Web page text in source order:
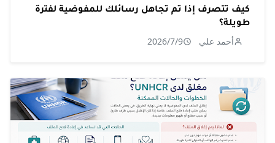
كيف تتصرف إذا تم تجاهل رسائلك للمفوضية لفترة
طويلة؟
أحمد علي 2026/7/9